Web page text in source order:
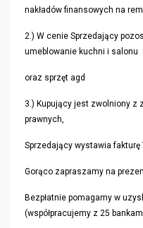
nakładów finansowych na
2.) W cenie Sprzedający
umeblowanie kuchni i salonu
oraz sprzęt agd
3.) Kupujący jest zwolniony z
prawnych,
Sprzedający wystawia fakturę
Gorąco zapraszamy na
Bezpłatnie pomagamy w
(współpracujemy z 25